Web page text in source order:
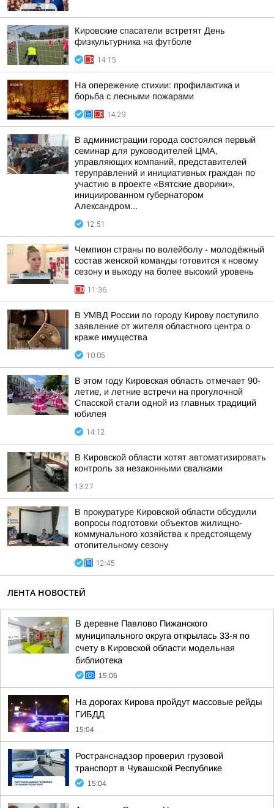
Кировские спасатели встретят День
физкультурника на футболе
14:15
На опережение стихии: профилактика и
борьба с лесными пожарами
14:29
В администрации города состоялся первый
семинар для руководителей ЦМА,
управляющих компаний, представителей
теруправлений и инициативных граждан по
участию в проекте «Вятские дворики»,
инициированном губернатором
Александром...
12:51
Чемпион страны по волейболу - молодёжный
состав женской команды готовится к новому
сезону и выходу на более высокий уровень
11:36
В УМВД России по городу Кирову поступило
заявление от жителя областного центра о
краже имущества
10:05
В этом году Кировская область отмечает 90-
летие, и летние встречи на прогулочной
Спасской стали одной из главных традиций
юбилея
14:12
В Кировской области хотят автоматизировать
контроль за незаконными свалками
13:27
В прокуратуре Кировской области обсудили
вопросы подготовки объектов жилищно-
коммунального хозяйства к предстоящему
отопительному сезону
12:45
ЛЕНТА НОВОСТЕЙ
В деревне Павлово Пижанского
муниципального округа открылась 33-я по
счету в Кировской области модельная
библиотека
15:05
На дорогах Кирова пройдут массовые рейды
ГИБДД
15:04
Ространснадзор проверил грузовой
транспорт в Чувашской Республике
15:04